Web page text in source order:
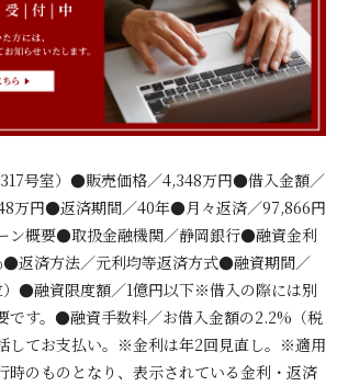
号室）●販売価格／4,348万円●借入金額／
万円●返済期間／40年●月々返済／97,866円
ン概要●取扱金融機関／静岡銀行●融資金利
●返済方法／元利均等返済方式●融資期間／
）●融資限度額／1億円以下※借入の際には別
です。●融資手数料／お借入金額の2.2%（税
してお支払い。※金利は年2回見直し。※適用
時のものとなり、表示されている金利・返済